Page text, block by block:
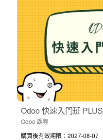
Odoo 快速入門班 PLUS
Odoo 課程
購買後有效期限：2027-08-07